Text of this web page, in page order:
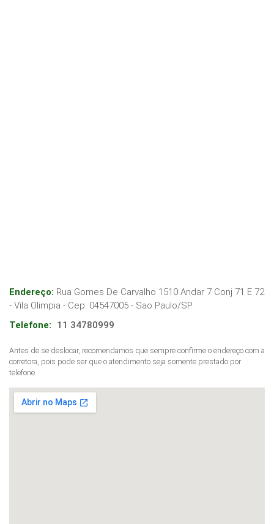
Endereço: Rua Gomes De Carvalho 1510 Andar 7 Conj 71 E 72
- Vila Olimpia - Cep: 04547005 - Sao Paulo/SP
Telefone:
11 34780999
Antes de se deslocar, recomendamos que sempre confirme o endereço com a
corretora, pois pode ser que o atendimento seja somente prestado por
telefone.